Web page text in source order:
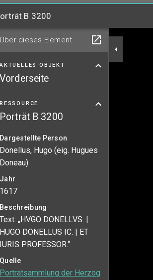
B 3200
Über dieses Element
AKTUELLES OBJEKT
Vorderseite
RESSOURCE
Porträt B 3200
Dargestellte Person
Donellus, Hugo (eig. Hugues
Doneau)
Jahr
1617
Beschreibung
Text: „HVGO DONELLVS. |
HUGO DONELLUS IC. | ET
IURIS PROFESSOR.“
Quelle
Porträtsammlung der Herzog
B 3200